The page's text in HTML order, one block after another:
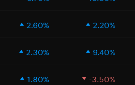
2.60% 2.20%
2.30% 9.40%
1.80% -3.50%